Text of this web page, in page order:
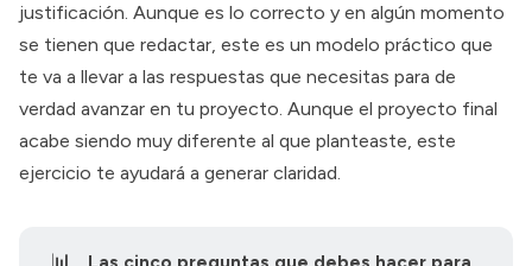
justificación. Aunque es lo correcto y en algún momento
se tienen que redactar, este es un modelo práctico que
te va a llevar a las respuestas que necesitas para de
verdad avanzar en tu proyecto. Aunque el proyecto final
acabe siendo muy diferente al que planteaste, este
ejercicio te ayudará a generar claridad.